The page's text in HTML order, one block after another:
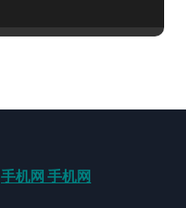
手机网 手机网